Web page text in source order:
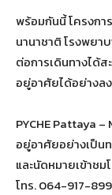
พร้อมกันนี้ โครงกา
นานาชาติ โรงพย
ต่อการเดินทางได้
อยู่อาศัยได้อย่างล
PYCHE Pattaya
อยู่อาศัยอย่างเป็น
และนัดหมายเข้าชม
โทร. 064-917-